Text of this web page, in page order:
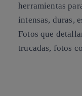
herramientas
intensas, duras,
Fotos que
trucadas, fotos